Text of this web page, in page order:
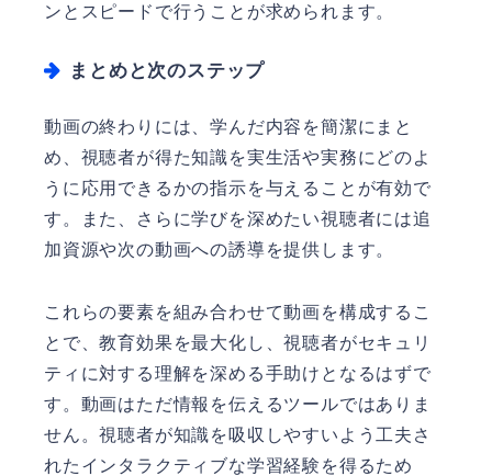
ンとスピードで行うことが求められます。
まとめと次のステップ
動画の終わりには、学んだ内容を簡潔にまと
め、視聴者が得た知識を実生活や実務にどのよ
うに応用できるかの指示を与えることが有効で
す。また、さらに学びを深めたい視聴者には追
加資源や次の動画への誘導を提供します。
これらの要素を組み合わせて動画を構成するこ
とで、教育効果を最大化し、視聴者がセキュリ
ティに対する理解を深める手助けとなるはずで
す。動画はただ情報を伝えるツールではありま
せん。視聴者が知識を吸収しやすいよう工夫さ
れたインタラクティブな学習経験を得るため